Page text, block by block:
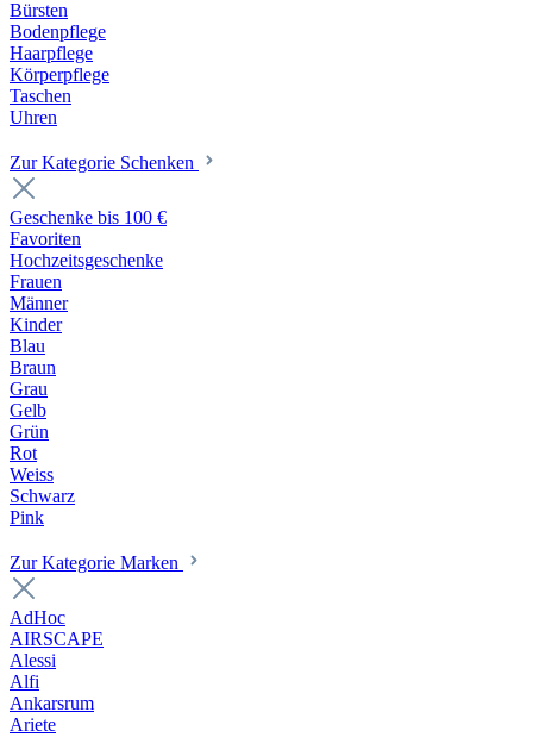
Bürsten
Bodenpflege
Haarpflege
Körperpflege
Taschen
Uhren
Zur Kategorie Schenken
Geschenke bis 100 €
Favoriten
Hochzeitsgeschenke
Frauen
Männer
Kinder
Blau
Braun
Grau
Gelb
Grün
Rot
Weiss
Schwarz
Pink
Zur Kategorie Marken
AdHoc
AIRSCAPE
Alessi
Alfi
Ankarsrum
Ariete